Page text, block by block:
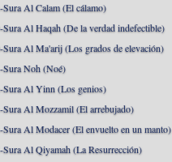
Sura Al Calam (El cálamo)
Sura Al Haqah (De la verdad indefectible)
Sura Al Ma'arij (Los grados de elevación)
Sura Noh (Noé)
Sura Al Yinn (Los genios)
Sura Al Mozzamil (El arrebujado)
Sura Al Modacer (El envuelto en un manto)
Sura Al Qiyamah (La Resurrección)